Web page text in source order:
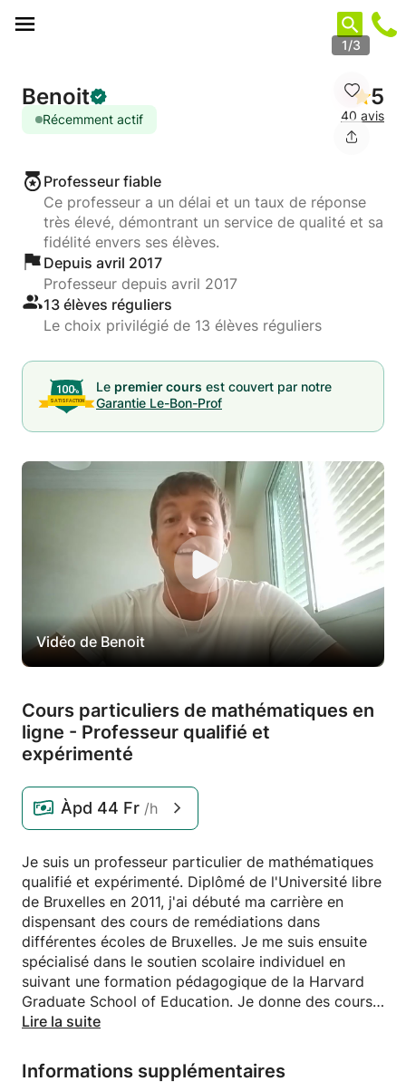
1/3
Benoit
Récemment actif
5
40 avis
Professeur fiable
Ce professeur a un délai et un taux de réponse
très élevé, démontrant un service de qualité et sa
fidélité envers ses élèves.
Depuis avril 2017
Professeur depuis avril 2017
13 élèves réguliers
Le choix privilégié de 13 élèves réguliers
Le premier cours est couvert par notre
Garantie Le-Bon-Prof
Vidéo de Benoit
Cours particuliers de mathématiques en
ligne - Professeur qualifié et
expérimenté
Àpd 44 Fr /h
Je suis un professeur particulier de mathématiques
qualifié et expérimenté. Diplômé de l'Université libre
de Bruxelles en 2011, j'ai débuté ma carrière en
dispensant des cours de remédiations dans
différentes écoles de Bruxelles. Je me suis ensuite
spécialisé dans le soutien scolaire individuel en
suivant une formation pédagogique de la Harvard
Graduate School of Education. Je donne des cours
particuliers de mathématiques quotidiennement
Les élèves qui suivent mes cours particuliers
Lire la suite
Informations supplémentaires